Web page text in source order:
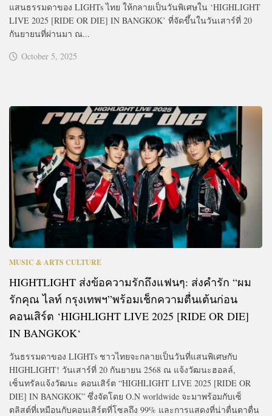
แสนธรรมดาของ LIGHTs ไทย ให้กลายเป็นวันพิเศษใน ‘HIGHLIGHT
LIVE 2025 [RIDE OR DIE] IN BANGKOK’ ที่จัดขึ้นในวันเสาร์ที่ 20
กันยายนที่ผ่านมา ณ...
October 5, 2025
MUSIC & ARTS CULTURE
HIGHTLIGHT ส่งข้อความรักถึงแฟนๆ: ส่งคำรัก “ผม
รักคุณ ไลท์ กรุงเทพฯ”พร้อมเช็กความตื่นเต้นก่อน
คอนเสิร์ต ‘HIGHLIGHT LIVE 2025 [RIDE OR DIE]
IN BANGKOK‘
วันธรรมดาของ LIGHTs ชาวไทยจะกลายเป็นวันที่แสนพิเศษกับ
HIGHLIGHT! วันเสาร์ที่ 20 กันยายน 2568 ณ แจ้งวัฒนะฮอลล์,
เซ็นทรัลแจ้งวัฒนะ คอนเสิร์ต “HIGHLIGHT LIVE 2025 [RIDE OR
DIE] IN BANGKOK” ซึ่งจัดโดย O.N worldwide จะมาพร้อมกับเซ็
ตลิสต์ที่เหมือนกับคอนเสิร์ตที่โซลถึง 99% และการแสดงที่น่าตื่นตาตื่น